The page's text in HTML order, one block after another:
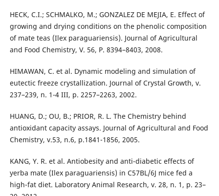
HECK, C.I.; SCHMALKO, M.; GONZALEZ DE MEJIA, E. Effect of
growing and drying conditions on the phenolic composition
of mate teas (Ilex paraguariensis). Journal of Agricultural
and Food Chemistry, V. 56, P. 8394–8403, 2008.
HIMAWAN, C. et al. Dynamic modeling and simulation of
eutectic freeze crystallization. Journal of Crystal Growth, v.
237–239, n. 1-4 III, p. 2257–2263, 2002.
HUANG, D.; OU, B.; PRIOR, R. L. The Chemistry behind
antioxidant capacity assays. Journal of Agricultural and Food
Chemistry, v.53, n.6, p.1841-1856, 2005.
KANG, Y. R. et al. Antiobesity and anti-diabetic effects of
yerba mate (Ilex paraguariensis) in C57BL/6J mice fed a
high-fat diet. Laboratory Animal Research, v. 28, n. 1, p. 23–